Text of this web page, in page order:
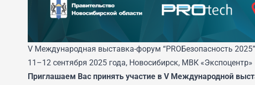
V Международная выставка-форум “PROБезопасность
11–12 сентября 2025 года, Новосибирск, МВК «Экспоцентр»
Приглашаем Вас принять участие в V Международной